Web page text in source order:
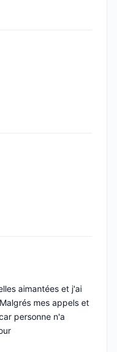
aimantées et j'ai
mes appels et
personne n'a